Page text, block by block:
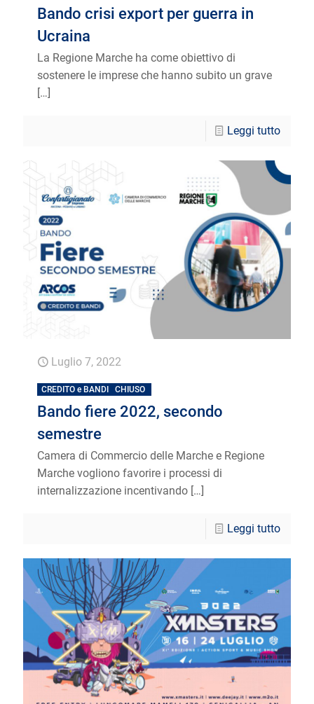
Bando crisi export per guerra in
Ucraina
La Regione Marche ha come obiettivo di
sostenere le imprese che hanno subito un grave
[…]
Leggi tutto
Luglio 7, 2022
CREDITO e BANDI CHIUSO
Bando fiere 2022, secondo
semestre
Camera di Commercio delle Marche e Regione
Marche vogliono favorire i processi di
internalizzazione incentivando […]
Leggi tutto